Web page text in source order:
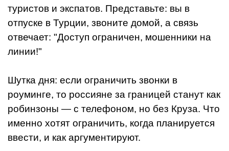
туристов и экспатов. Представьте: вы в
отпуске в Турции, звоните домой, а связь
отвечает: "Доступ ограничен, мошенники на
линии!"
Шутка дня: если ограничить звонки в
роуминге, то россияне за границей станут как
робинзоны — с телефоном, но без Круза. Что
именно хотят ограничить, когда планируется
ввести, и как аргументируют.